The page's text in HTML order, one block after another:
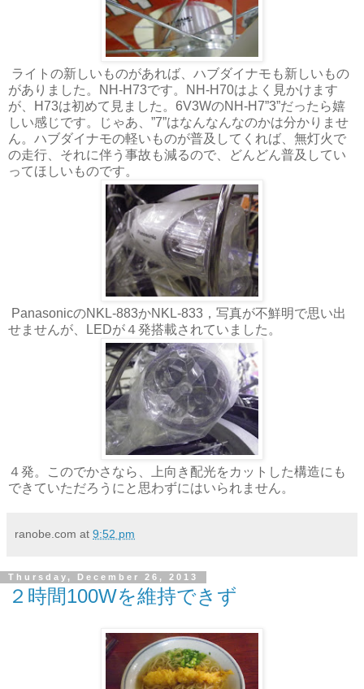
ライトの新しいものがあれば、ハブダイナモも新しいもの
がありました。NH-H73です。NH-H70はよく見かけます
が、H73は初めて見ました。6V3WのNH-H7”3”だったら嬉
しい感じです。じゃあ、”7”はなんなんなのかは分かりませ
ん。ハブダイナモの軽いものが普及してくれば、無灯火で
の走行、それに伴う事故も減るので、どんどん普及してい
ってほしいものです。
PanasonicのNKL-883かNKL-833，写真が不鮮明で思い出
せませんが、LEDが４発搭載されていました。
４発。このでかさなら、上向き配光をカットした構造にも
できていただろうにと思わずにはいられません。
ranobe.com at 9:52 pm
Thursday, December 26, 2013
２時間100Wを維持できず